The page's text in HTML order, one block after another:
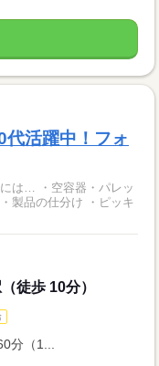
代活躍中！フォ
徒歩 10分）
分（1...